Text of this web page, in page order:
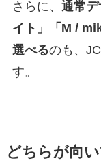
さらに、 通常
イト」「M /
選べるのも、
す。
どちらが向